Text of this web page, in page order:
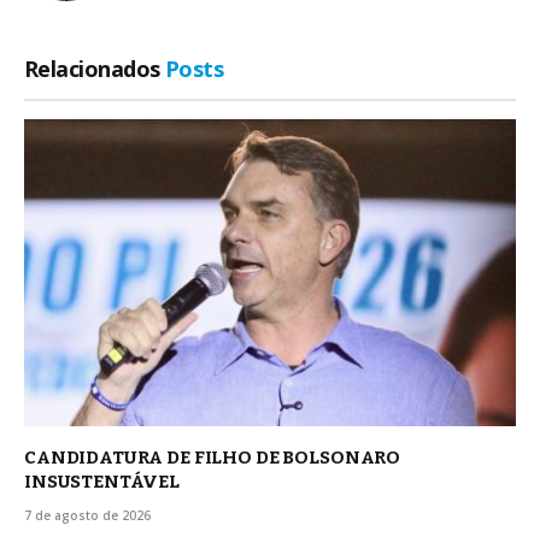
Relacionados Posts
CANDIDATURA DE FILHO DE BOLSONARO
INSUSTENTÁVEL
7 de agosto de 2026